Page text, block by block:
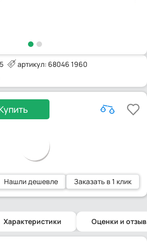
артикул: 68046 1960
Нашли дешевле Заказать в 1 клик
Характеристики Оценки и